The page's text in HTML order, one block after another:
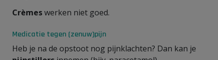
Crèmeswerken niet goed.
Medicatie tegen (zenuw)pijn
Heb je na de opstoot nog pijnklachten? Dan kan je